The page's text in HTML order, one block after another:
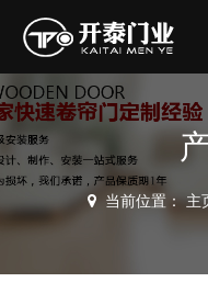
当前位置：主